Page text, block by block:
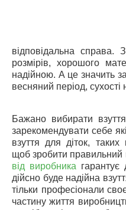
відповідальна справа.
розмірів, хорошого
надійною. А це значить
весняний період, сухості
Бажано вибирати
зарекомендувати себе
взуття для діток, таких
щоб зробити правильний
від виробника гарантує
дійсно буде надійна
тільки професіонали
частину життя